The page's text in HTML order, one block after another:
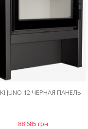
JUNO 12 ЧЕРНАЯ ПАНЕЛЬ
88 685 грн